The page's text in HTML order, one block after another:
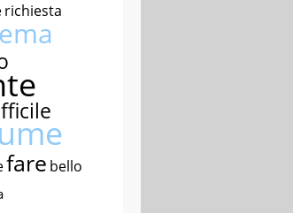
richiesta
fare bello